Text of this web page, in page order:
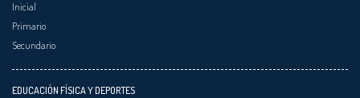
Inicial
Primario
Secundario
EDUCACIÓN FÍSICA Y DEPORTES